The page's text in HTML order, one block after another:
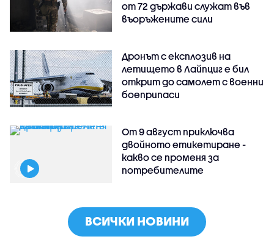
от 72 държави служат във
въоръжените сили
Дронът с експлозив на
летището в Лайпциг е бил
открит до самолет с военни
боеприпаси
От 9 август приключва
двойното етикетиране -
какво се променя за
потребителите
ВСИЧКИ НОВИНИ